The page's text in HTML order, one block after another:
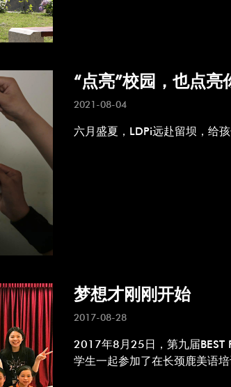
“点亮”校园，也点亮
2021-08-04
六月盛夏，LDPi远赴留坝，给
梦想才刚刚开始
2017-08-28
2017年8月25日，第九届BEST
学生一起参加了在长颈鹿美语